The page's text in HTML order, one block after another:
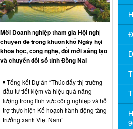
Mời Doanh nghiệp tham gia Hội nghị
chuyên đề trong khuôn khổ Ngày hội
khoa học, công nghệ, đổi mới sáng tạo
và chuyển đổi số tỉnh Đồng Nai
Tổng kết Dự án “Thúc đẩy thị trường
đầu tư tiết kiệm và hiệu quả năng
lượng trong lĩnh vực công nghiệp và hỗ
trợ thực hiện Kế hoạch hành động tăng
trưởng xanh Việt Nam”